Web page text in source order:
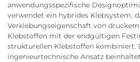
anwendungsspezifische
verwendet ein hybrides Klebsystem,
Verklebungseigenschaft von
Klebstoffen mit der endgültigen
strukturellen Klebstoffen kombiniert.
ingenieurtechnische Ansatz